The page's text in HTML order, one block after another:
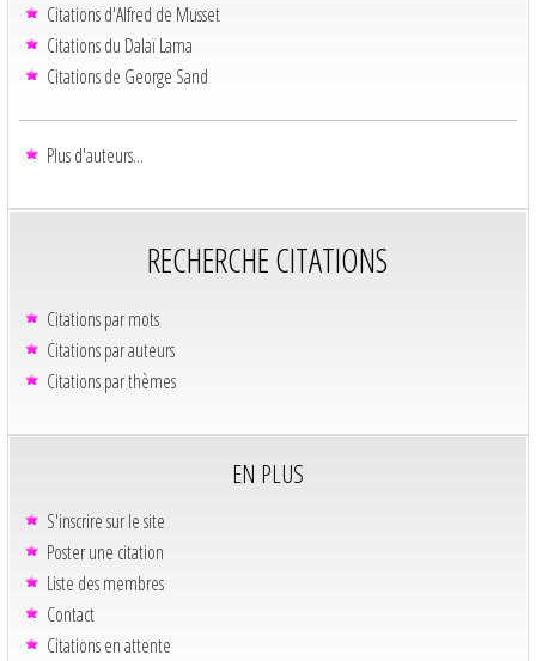
Citations d'Alfred de Musset
Citations du Dalaï Lama
Citations de George Sand
Plus d'auteurs...
RECHERCHE CITATIONS
Citations par mots
Citations par auteurs
Citations par thèmes
EN PLUS
S'inscrire sur le site
Poster une citation
Liste des membres
Contact
Citations en attente